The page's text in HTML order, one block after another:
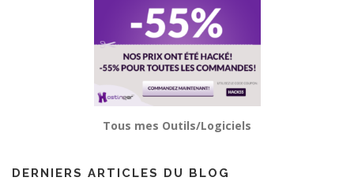
Tous mes Outils/Logiciels
DERNIERS ARTICLES DU BLOG